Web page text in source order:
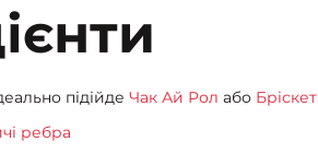
підійде Чак Ай Рол або Бріскет
ребра